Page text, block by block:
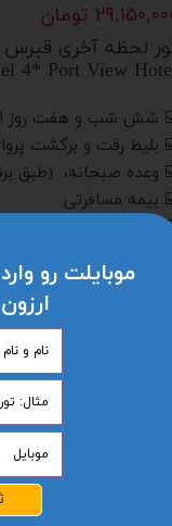
تومان
لحظه آخری قبرس
4* Port View
شش شب و هفت روز
بلیط رفت و برگشت پرواز
وعده صبحانه، (طبق
بیمه مسافرتی
ترانسفر فرودگاهی
موبایلت رو